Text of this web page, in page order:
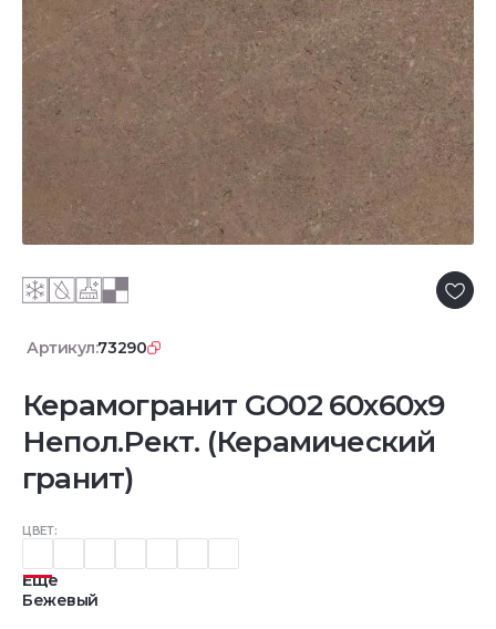
Артикул:73290
Керамогранит GO02 60x60x9
Непол.Рект. (Керамический
гранит)
ЦВЕТ:
Еще
Бежевый